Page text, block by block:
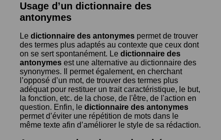
Usage d’un dictionnaire des
antonymes
Le dictionnaire des antonymes permet de trouver
des termes plus adaptés au contexte que ceux dont
on se sert spontanément. Le dictionnaire des
antonymes est une alternative au dictionnaire des
synonymes. Il permet également, en cherchant
l’opposé d’un mot, de trouver des termes plus
adéquat pour restituer un trait caractéristique, le but,
la fonction, etc. de la chose, de l'être, de l'action en
question. Enfin, le dictionnaire des antonymes
permet d’éviter une répétition de mots dans le
même texte afin d’améliorer le style de sa rédaction.